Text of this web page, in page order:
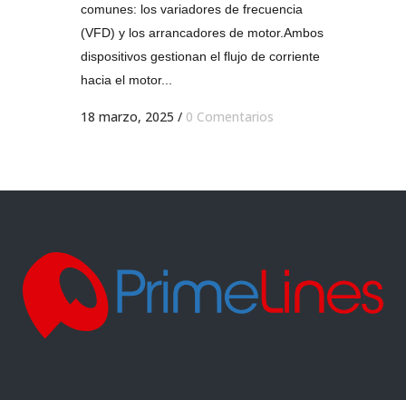
comunes: los variadores de frecuencia
(VFD) y los arrancadores de motor.Ambos
dispositivos gestionan el flujo de corriente
hacia el motor...
18 marzo, 2025 / 0 Comentarios